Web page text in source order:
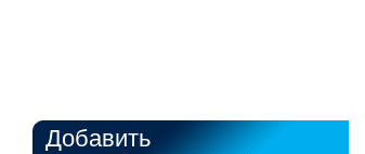
Добавить